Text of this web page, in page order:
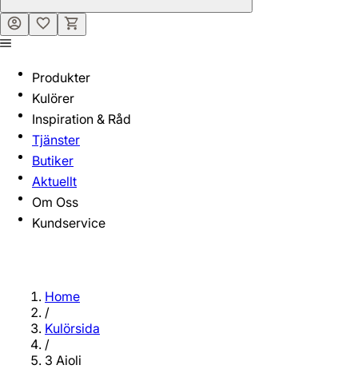
Produkter
Kulörer
Inspiration & Råd
Tjänster
Butiker
Aktuellt
Om Oss
Kundservice
Home
/
Kulörsida
/
3 Aioli